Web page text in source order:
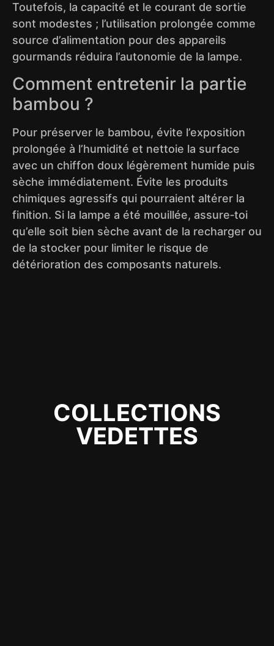
Toutefois, la capacité et le courant de sortie
sont modestes ; l’utilisation prolongée comme
source d’alimentation pour des appareils
gourmands réduira l’autonomie de la lampe.
Comment entretenir la partie
bambou ?
Pour préserver le bambou, évite l’exposition
prolongée à l’humidité et nettoie la surface
avec un chiffon doux légèrement humide puis
sèche immédiatement. Évite les produits
chimiques agressifs qui pourraient altérer la
finition. Si la lampe a été mouillée, assure‑toi
qu’elle soit bien sèche avant de la recharger ou
de la stocker pour limiter le risque de
détérioration des composants naturels.
COLLECTIONS
VEDETTES